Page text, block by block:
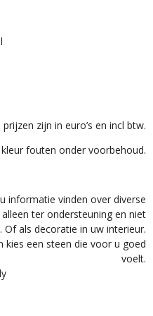
zijn in euro’s en incl btw.
fouten onder voorbehoud.
informatie vinden over diverse
ter ondersteuning en niet
als decoratie in uw interieur.
kies een steen die voor u goed
voelt.